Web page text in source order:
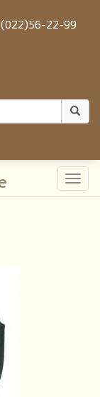
(022)56-22-99